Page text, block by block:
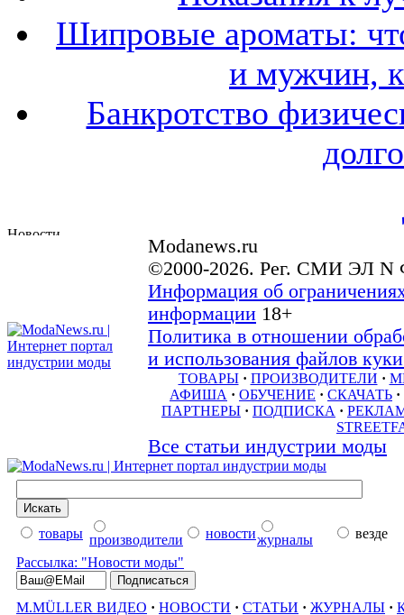
Шипровые ароматы:
и мужчин,
Банкротство
Modanews.ru
©2000-2026. Рег. СМИ ЭЛ N
Информация об
информации 18+
Политика в отношении
и использования файлов
ТОВАРЫ · ПРОИЗВОДИТЕЛИ ·
АФИША · ОБУЧЕНИЕ · СКАЧАТЬ ·
ПАРТНЕРЫ · ПОДПИСКА ·
Все статьи индустрии моды
товары производители новостижурналы
везде
Рассылка: "Новости моды"
M.MÜLLER ВИДЕО · НОВОСТИ · СТАТЬИ · ЖУРНАЛЫ ·